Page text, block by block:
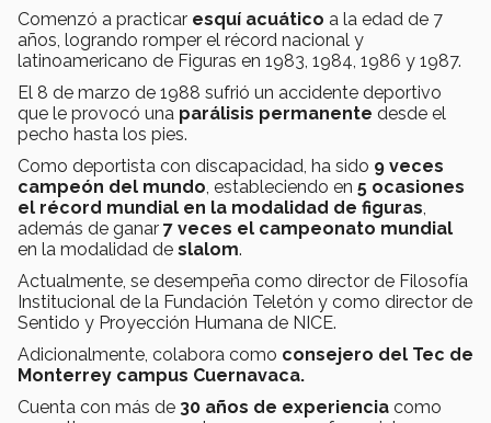
Comenzó a practicar esquí acuático a la edad de 7
años, logrando romper el récord nacional y
latinoamericano de Figuras en 1983, 1984, 1986 y 1987.
El 8 de marzo de 1988 sufrió un accidente deportivo
que le provocó una parálisis permanente desde el
pecho hasta los pies.
Como deportista con discapacidad, ha sido 9 veces
campeón del mundo, estableciendo en 5 ocasiones
el récord mundial en la modalidad de figuras,
además de ganar 7 veces el campeonato mundial
en la modalidad de slalom.
Actualmente, se desempeña como director de Filosofía
Institucional de la Fundación Teletón y como director de
Sentido y Proyección Humana de NICE.
Adicionalmente, colabora como consejero del Tec de
Monterrey campus Cuernavaca.
Cuenta con más de 30 años de experiencia como